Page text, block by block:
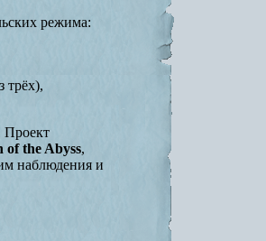
режима:
трёх),
Проект
of the Abyss,
наблюдения и